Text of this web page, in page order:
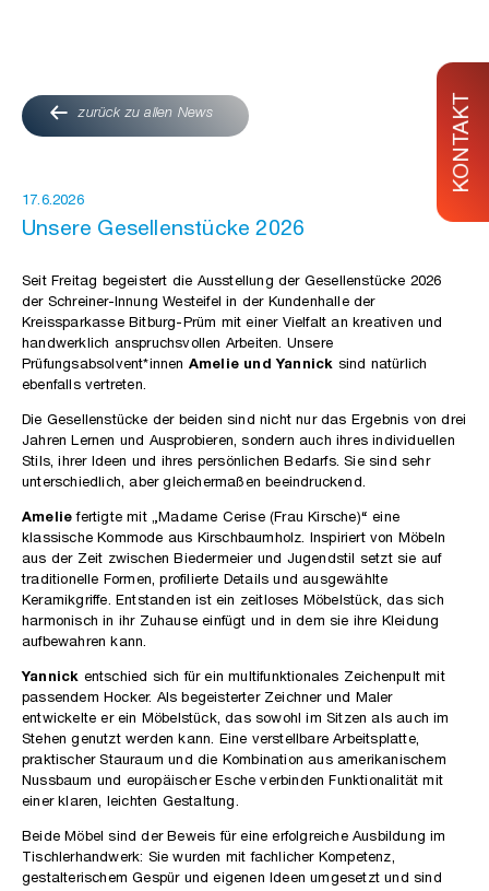
KONTAKT
zurück zu allen News
17.6.2026
Unsere Gesellenstücke 2026
Seit Freitag begeistert die Ausstellung der Gesellenstücke 2026
der Schreiner-Innung Westeifel in der Kundenhalle der
Kreissparkasse Bitburg-Prüm mit einer Vielfalt an kreativen und
handwerklich anspruchsvollen Arbeiten. Unsere
Prüfungsabsolvent*innen Amelie und Yannick sind natürlich
ebenfalls vertreten.
Die Gesellenstücke der beiden sind nicht nur das Ergebnis von drei
Jahren Lernen und Ausprobieren, sondern auch ihres individuellen
Stils, ihrer Ideen und ihres persönlichen Bedarfs. Sie sind sehr
unterschiedlich, aber gleichermaßen beeindruckend.
Ameliefertigte mit „Madame Cerise (Frau Kirsche)“ eine
klassische Kommode aus Kirschbaumholz. Inspiriert von Möbeln
aus der Zeit zwischen Biedermeier und Jugendstil setzt sie auf
traditionelle Formen, profilierte Details und ausgewählte
Keramikgriffe. Entstanden ist ein zeitloses Möbelstück, das sich
harmonisch in ihr Zuhause einfügt und in dem sie ihre Kleidung
aufbewahren kann.
Yannick entschied sich für ein multifunktionales Zeichenpult mit
passendem Hocker. Als begeisterter Zeichner und Maler
entwickelte er ein Möbelstück, das sowohl im Sitzen als auch im
Stehen genutzt werden kann. Eine verstellbare Arbeitsplatte,
praktischer Stauraum und die Kombination aus amerikanischem
Nussbaum und europäischer Esche verbinden Funktionalität mit
einer klaren, leichten Gestaltung.
Beide Möbel sind der Beweis für eine erfolgreiche Ausbildung im
Tischlerhandwerk: Sie wurden mit fachlicher Kompetenz,
gestalterischem Gespür und eigenen Ideen umgesetzt und sind